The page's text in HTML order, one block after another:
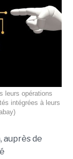
leurs opérations
intégrées à leurs
auprès de